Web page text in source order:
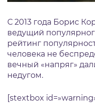
С 2013 года Борис
ведущий
рейтинг
человека не
вечный «напряг»
недугом.
[stextbox